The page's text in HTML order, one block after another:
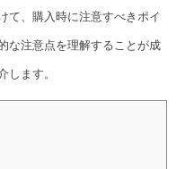
て、購入時に注意すべきポイ
な注意点を理解することが成
します。